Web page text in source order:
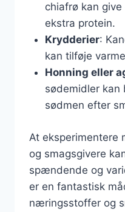
chiafrø kan
ekstra protein.
Krydderier:
kan tilføje
Honning eller
sødemidler kan
sødmen efter
At eksperimentere
og smagsgivere
spændende og
er en fantastisk
næringsstoffer og